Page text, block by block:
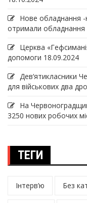
Нове обладнання -
отримали обладнання
Церква
допомоги 18.09.2024
Дев‘ятикласники
для військових два
На
3250 нових робочих
ТЕГИ
Інтерв’ю Без